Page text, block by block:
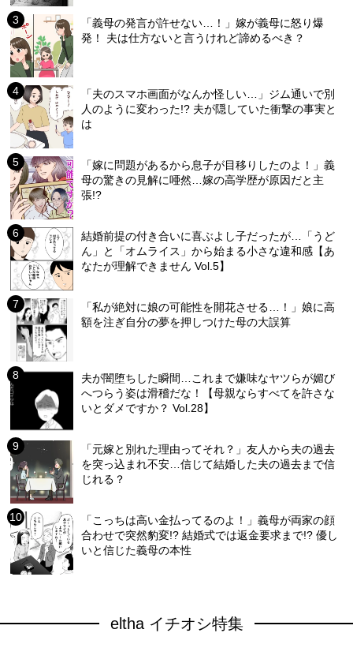
「義母の発言が許せない…！」嫁が義母に怒り爆
発！ 夫は仕方ないと言うけれど諦めるべき？
「夫のスマホ画面がなんか怪しい…」ジム通いで別
人のように変わった!? 夫が隠していた衝撃の事実と
は
「嫁に問題があるから息子が目移りしたのよ！」義
母の驚きの見解に唖然…嫁の高学歴が原因だと主
張!?
結婚前提の付き合いに喜ぶよし子だったが…「うど
ん」と「オムライス」から始まる小さな違和感【あ
なたが理解できません Vol.5】
「私が絶対に娘の可能性を開花させる…！」娘に高
額を注ぎ自分の夢を押しつけた母の大誤算
夫が闇堕ちした瞬間…これまで嫌味なヤツらが媚び
へつらう姿は滑稽だな！【母親ならすべてを許さな
いとダメですか？ Vol.28】
「元嫁と別れた理由ってそれ？」友人から夫の過去
を突っ込まれ不安…信じて結婚した夫の過去まで信
じれる？
「こっちは高い金払ってるのよ！」義母が両家の顔
合わせで突然豹変!? 結婚式では返金要求まで!? 優し
いと信じた義母の本性
eltha イチオシ特集